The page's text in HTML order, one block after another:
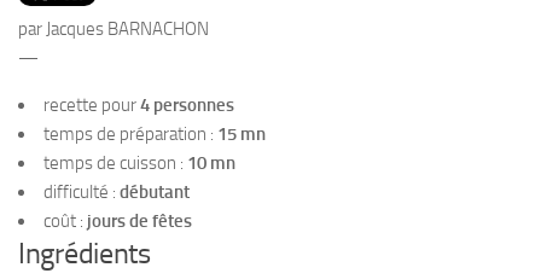
PRODUITS
RECETTES
Entrées
Plats
Desserts
Sauces
par Jacques BARNACHON
—
recette pour4 personnes
temps de préparation : 15 mn
temps de cuisson : 10 mn
difficulté : débutant
coût : jours de fêtes
Ingrédients